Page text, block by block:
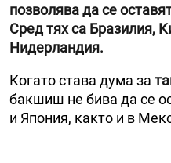
позволява да се
Сред тях са Бразилия,
Нидерландия.
Когато става дума за
бакшиш не бива да се
и Япония, както и в